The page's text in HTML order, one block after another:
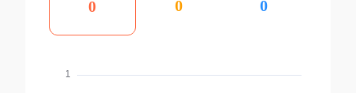
0 0 0